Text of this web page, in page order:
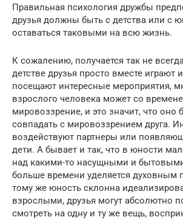
Правильная психология дружбы
друзья должны быть с детства или с
оставаться таковыми на всю жизнь.
К сожалению, получается так не
детстве друзья просто вместе играют
посещают интересные мероприятия,
взрослого человека может со
мировоззрение, и это значит, что оно
совпадать с мировоззрением друга.
воздействуют партнеры или
дети. А бывает и так, что в юности
над какими-то насущными и
больше времени уделяется духовным
тому же юность склонна
взрослыми, друзья могут абсолютно
смотреть на одну и ту же вещь,